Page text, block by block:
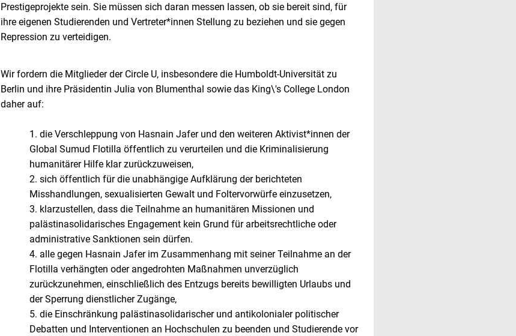
Prestigeprojekte sein. Sie müssen sich daran messen lassen, ob sie bereit sind, für
ihre eigenen Studierenden und Vertreter*innen Stellung zu beziehen und sie gegen
Repression zu verteidigen.
Wir fordern die Mitglieder der Circle U, insbesondere die Humboldt-Universität zu
Berlin und ihre Präsidentin Julia von Blumenthal sowie das King\'s College London
daher auf:
1. die Verschleppung von Hasnain Jafer und den weiteren Aktivist*innen der
Global Sumud Flotilla öffentlich zu verurteilen und die Kriminalisierung
humanitärer Hilfe klar zurückzuweisen,
2. sich öffentlich für die unabhängige Aufklärung der berichteten
Misshandlungen, sexualisierten Gewalt und Foltervorwürfe einzusetzen,
3. klarzustellen, dass die Teilnahme an humanitären Missionen und
palästinasolidarisches Engagement kein Grund für arbeitsrechtliche oder
administrative Sanktionen sein dürfen.
4. alle gegen Hasnain Jafer im Zusammenhang mit seiner Teilnahme an der
Flotilla verhängten oder angedrohten Maßnahmen unverzüglich
zurückzunehmen, einschließlich des Entzugs bereits bewilligten Urlaubs und
der Sperrung dienstlicher Zugänge,
5. die Einschränkung palästinasolidarischer und antikolonialer politischer
Debatten und Interventionen an Hochschulen zu beenden und Studierende vor